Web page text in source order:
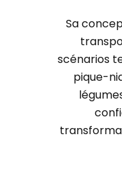
Sa
scénarios
pique-